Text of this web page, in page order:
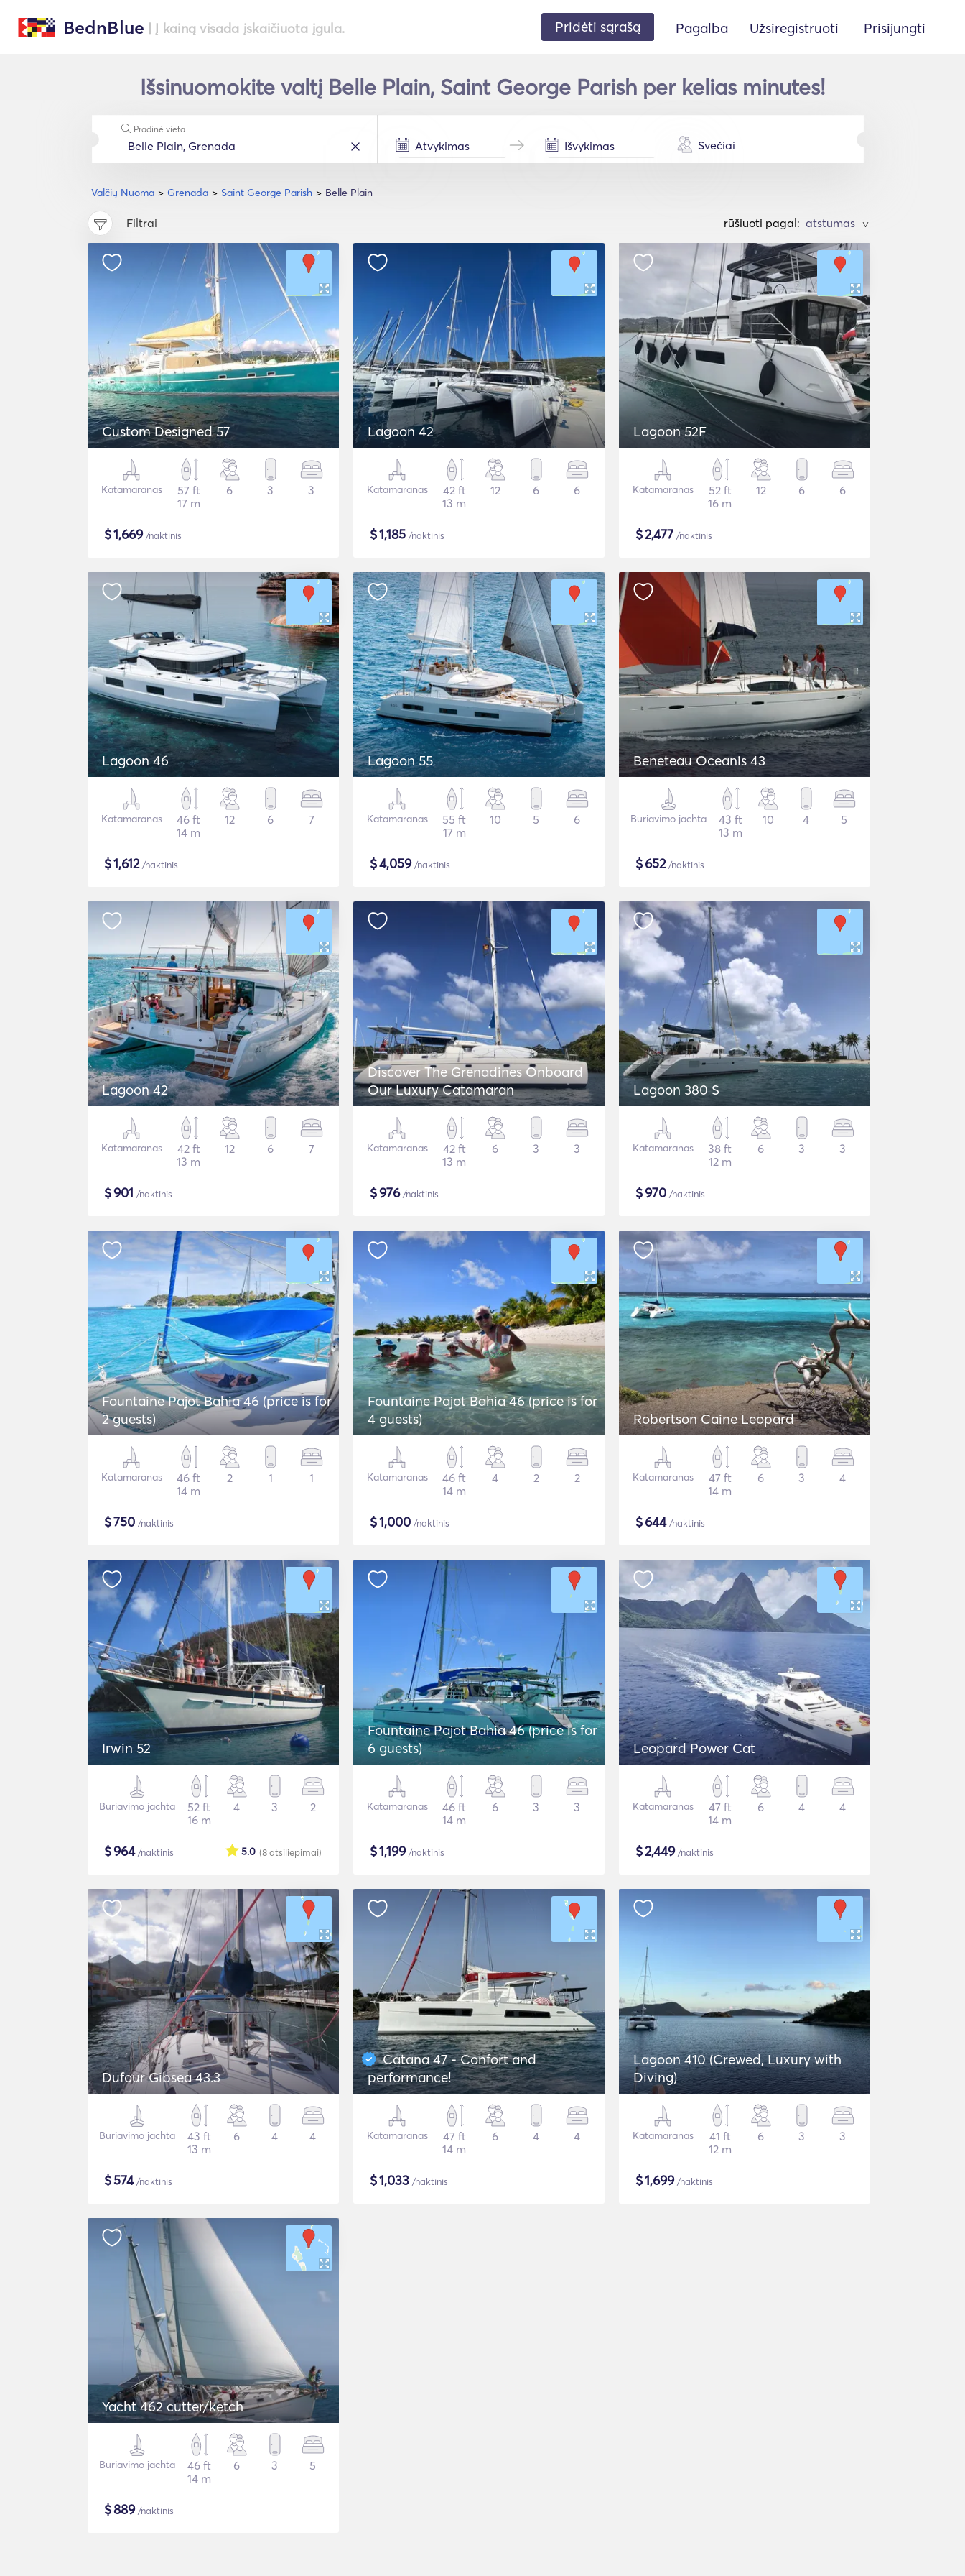
BednBlue | Į kainą visada įskaičiuota įgula. Pridėti sąrašą Pagalba Užsiregistruoti Prisijungti
Išsinuomokite valtį Belle Plain, Saint George Parish per kelias minutes!
Valčių Nuoma Grenada Saint George Parish Belle Plain
Pradinė vieta
Svečiai
Filtrai rūšiuoti pagal: >
Custom Designed 57
Katamaranas
57 ft
17 m
6 3 3
$1,669/naktinis
Lagoon 42
Katamaranas
42 ft
13 m
12 6 6
$1,185 /naktinis
Lagoon 52F
Katamaranas
52 ft
16 m
12 6 6
$2,477 /naktinis
Lagoon 46
Katamaranas
46 ft
14 m
12 6 7
$1,612/naktinis
Lagoon 55
Katamaranas
55 ft
17 m
10 5 6
$4,059/naktinis
Beneteau Oceanis 43
Buriavimo jachta
43 ft
13 m
10 4 5
$652/naktinis
Lagoon 42
Katamaranas
42 ft
13 m
12 6 7
$901 /naktinis
Discover The Grenadines Onboard
Our Luxury Catamaran
Katamaranas
42 ft
13 m
6 3 3
$976/naktinis
Lagoon 380 S
Katamaranas
38 ft
12 m
6 3 3
$970 /naktinis
Fountaine Pajot Bahia 46 (price is for
2 guests)
Katamaranas
46 ft
14 m
2 1 1
$750 /naktinis
Fountaine Pajot Bahia 46 (price is for
4 guests)
Katamaranas
46 ft
14 m
4 2 2
$1,000 /naktinis
Robertson Caine Leopard
Katamaranas
47 ft
14 m
6 3 4
$644/naktinis
Irwin 52
Buriavimo jachta
52 ft
16 m
4 3 2
$964/naktinis (8atsiliepimai)
5.0
Fountaine Pajot Bahia 46 (price is for
6 guests)
Katamaranas
46 ft
14 m
6 3 3
$1,199/naktinis
Leopard Power Cat
Katamaranas
47 ft
14 m
6 4 4
$2,449/naktinis
Dufour Gibsea 43.3
Buriavimo jachta
43 ft
13 m
6 4 4
$574/naktinis
Catana 47 - Confort and
performance!
Katamaranas
47 ft
14 m
6 4 4
$1,033 /naktinis
Lagoon 410 (Crewed, Luxury with
Diving)
Katamaranas
41 ft
12 m
6 3 3
$1,699/naktinis
Yacht 462 cutter/ketch
Buriavimo jachta
46 ft
14 m
6 3 5
$889/naktinis